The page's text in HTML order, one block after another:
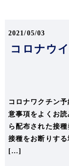
2021/05/03
コロナウ
コロナワクチン
意事項をよくお
ら配布された接
接種をお断りす
[…]